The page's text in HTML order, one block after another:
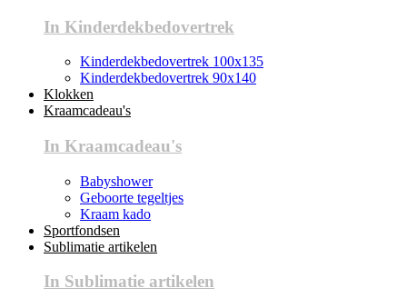
In Kinderdekbedovertrek
Kinderdekbedovertrek 100x135
Kinderdekbedovertrek 90x140
Klokken
Kraamcadeau's
In Kraamcadeau's
Babyshower
Geboorte tegeltjes
Kraam kado
Sportfondsen
Sublimatie artikelen
In Sublimatie artikelen